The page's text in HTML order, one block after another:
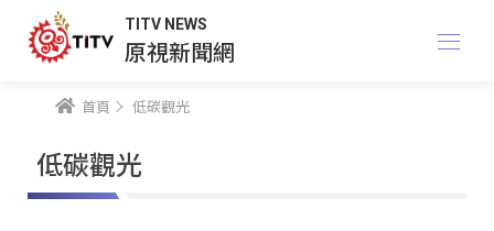
TITV NEWS
原視新聞網
首頁 低碳觀光
低碳觀光